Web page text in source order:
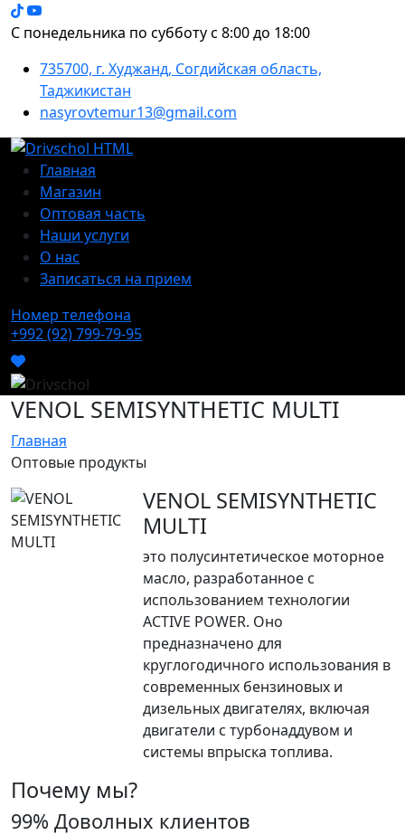
С понедельника по субботу с 8:00 до 18:00
735700, г. Худжанд, Согдийская область,
Таджикистан
nasyrovtemur13@gmail.com
Главная
Магазин
Оптовая часть
Наши услуги
О нас
Записаться на прием
Номер телефона
+992 (92) 799-79-95
VENOL SEMISYNTHETIC MULTI
Главная
Оптовые продукты
VENOL SEMISYNTHETIC
MULTI
это полусинтетическое моторное
масло, разработанное с
использованием технологии
ACTIVE POWER. Оно
предназначено для
круглогодичного использования в
современных бензиновых и
дизельных двигателях, включая
двигатели с турбонаддувом и
системы впрыска топлива.
Почему мы?
99% Доволных клиентов